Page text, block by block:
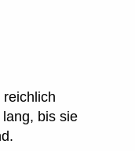
bis sie